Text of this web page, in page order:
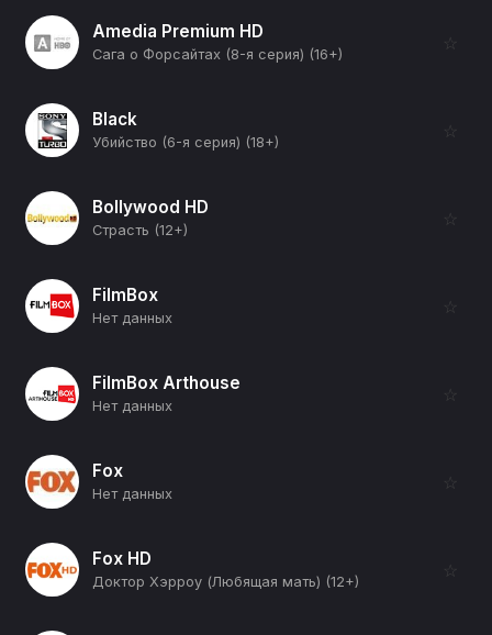
Amedia Premium HD
Сага о Форсайтах (8-я серия) (16+)
☆
Black
Убийство (6-я серия) (18+)
☆
Bollywood HD
Страсть (12+)
☆
FilmBox
Нет данных
☆
FilmBox Arthouse
Нет данных
☆
Fox
Нет данных
☆
Fox HD
Доктор Хэрроу (Любящая мать) (12+)
☆